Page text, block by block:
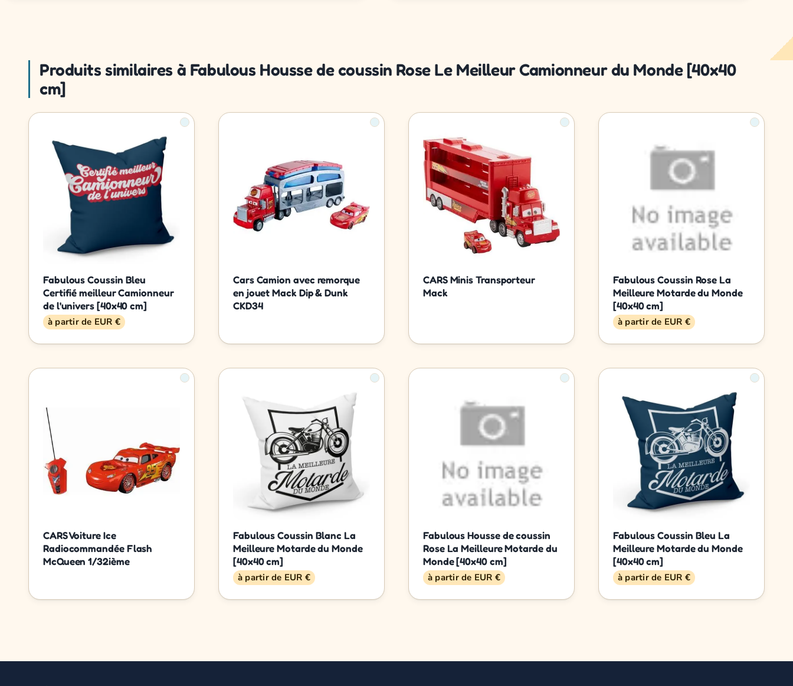
Produits similaires à Fabulous Housse de coussin Rose Le Meilleur Camionneur du Monde [40x40
cm]
Fabulous Coussin Bleu
Certifié meilleur Camionneur
de l'univers [40x40 cm]
à partir de EUR €
Cars Camion avec remorque
en jouet Mack Dip & Dunk
CKD34
CARS Minis Transporteur
Mack
Fabulous Coussin Rose La
Meilleure Motarde du Monde
[40x40 cm]
à partir de EUR €
CARS Voiture Ice
Radiocommandée Flash
McQueen 1/32ième
Fabulous Coussin Blanc La
Meilleure Motarde du Monde
[40x40 cm]
à partir de EUR €
Fabulous Housse de coussin
Rose La Meilleure Motarde du
Monde [40x40 cm]
à partir de EUR €
Fabulous Coussin Bleu La
Meilleure Motarde du Monde
[40x40 cm]
à partir de EUR €